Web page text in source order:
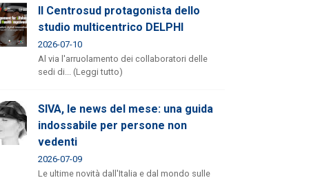
Il Centrosud protagonista dello
studio multicentrico DELPHI
2026-07-10
Al via l'arruolamento dei collaboratori delle
sedi di... (Leggi tutto)
SIVA, le news del mese: una guida
indossabile per persone non
vedenti
2026-07-09
Le ultime novità dall'Italia e dal mondo sulle